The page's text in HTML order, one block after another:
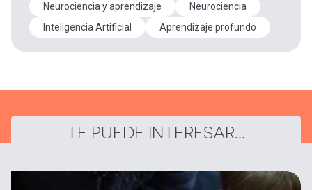
Neurociencia y aprendizaje
Neurociencia
Inteligencia Artificial
Aprendizaje profundo
TE PUEDE INTERESAR...